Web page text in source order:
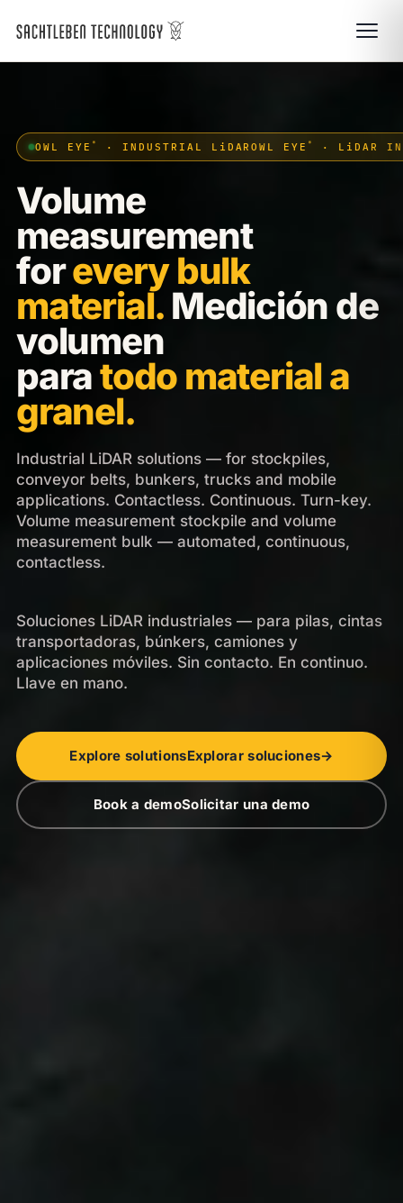
OWL EYE ® · INDUSTRIAL LiDAROWL EYE ® · LiDAR
Volume
measurement
forevery bulk
material. Medición de
volumen
paratodo material a
granel.
Industrial LiDAR solutions — for stockpiles,
conveyor belts, bunkers, trucks and mobile
applications. Contactless. Continuous. Turn-key.
Volume measurement stockpile and volume
measurement bulk — automated, continuous,
contactless.
Soluciones LiDAR industriales — para pilas, cintas
transportadoras, búnkers, camiones y
aplicaciones móviles. Sin contacto. En continuo.
Llave en mano.
Explore solutionsExplorar soluciones→
Book a demoSolicitar una demo